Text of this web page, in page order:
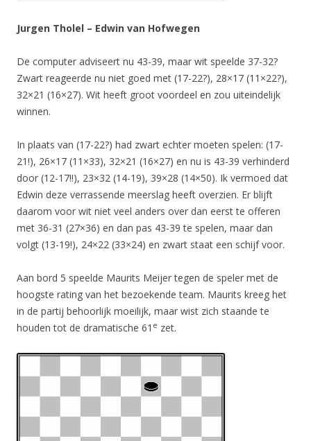
Jurgen Tholel – Edwin van Hofwegen
De computer adviseert nu 43-39, maar wit speelde 37-32?
Zwart reageerde nu niet goed met (17-22?), 28×17 (11×22?),
32×21 (16×27). Wit heeft groot voordeel en zou uiteindelijk
winnen.
In plaats van (17-22?) had zwart echter moeten spelen: (17-
21!), 26×17 (11×33), 32×21 (16×27) en nu is 43-39 verhinderd
door (12-17!!), 23×32 (14-19), 39×28 (14×50). Ik vermoed dat
Edwin deze verrassende meerslag heeft overzien. Er blijft
daarom voor wit niet veel anders over dan eerst te offeren
met 36-31 (27×36) en dan pas 43-39 te spelen, maar dan
volgt (13-19!), 24×22 (33×24) en zwart staat een schijf voor.
Aan bord 5 speelde Maurits Meijer tegen de speler met de
hoogste rating van het bezoekende team. Maurits kreeg het
in de partij behoorlijk moeilijk, maar wist zich staande te
houden tot de dramatische 61 e zet.